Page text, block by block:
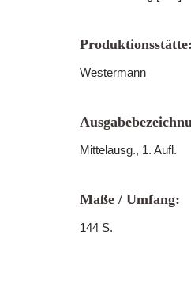
Produktionsstätte:
Westermann
Mittelausg., 1. Aufl.
Maße / Umfang:
144 S.